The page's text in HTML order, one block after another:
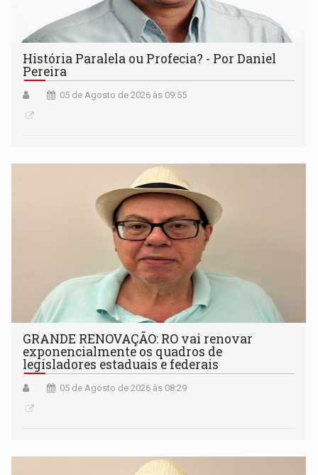
História Paralela ou Profecia? - Por Daniel
Pereira
05 de Agosto de 2026 às 09:55
GRANDE RENOVAÇÃO: RO vai renovar
exponencialmente os quadros de
legisladores estaduais e federais
05 de Agosto de 2026 às 08:29